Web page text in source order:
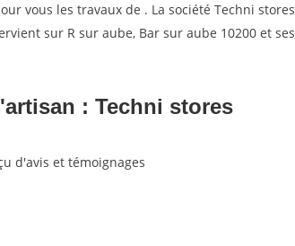
vous les travaux de . La société Techni stores
sur R sur aube, Bar sur aube 10200 et ses
: Techni stores
d'avis et témoignages